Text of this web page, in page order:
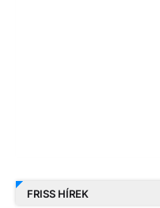
FRISS HÍREK